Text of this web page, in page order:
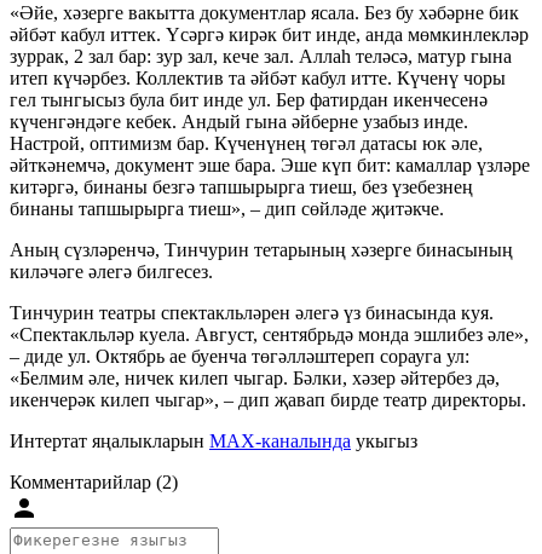
«Әйе, хәзерге вакытта документлар ясала. Без бу хәбәрне бик
әйбәт кабул иттек. Үсәргә кирәк бит инде, анда мөмкинлекләр
зуррак, 2 зал бар: зур зал, кече зал. Аллаһ теләсә, матур гына
итеп күчәрбез. Коллектив та әйбәт кабул итте. Күченү чоры
гел тынгысыз була бит инде ул. Бер фатирдан икенчесенә
күченгәндәге кебек. Андый гына әйберне узабыз инде.
Настрой, оптимизм бар. Күченүнең төгәл датасы юк әле,
әйткәнемчә, документ эше бара. Эше күп бит: камаллар үзләре
китәргә, бинаны безгә тапшырырга тиеш, без үзебезнең
бинаны тапшырырга тиеш», – дип сөйләде җитәкче.
Аның сүзләренчә, Тинчурин тетарының хәзерге бинасының
киләчәге әлегә билгесез.
Тинчурин театры спектакльләрен әлегә үз бинасында куя.
«Спектакльләр куела. Август, сентябрьдә монда эшлибез әле»,
– диде ул. Октябрь ае буенча төгәлләштереп сорауга ул:
«Белмим әле, ничек килеп чыгар. Бәлки, хәзер әйтербез дә,
икенчерәк килеп чыгар», – дип җавап бирде театр директоры.
Интертат яңалыкларын MAX-каналында укыгыз
Комментарийлар (2)